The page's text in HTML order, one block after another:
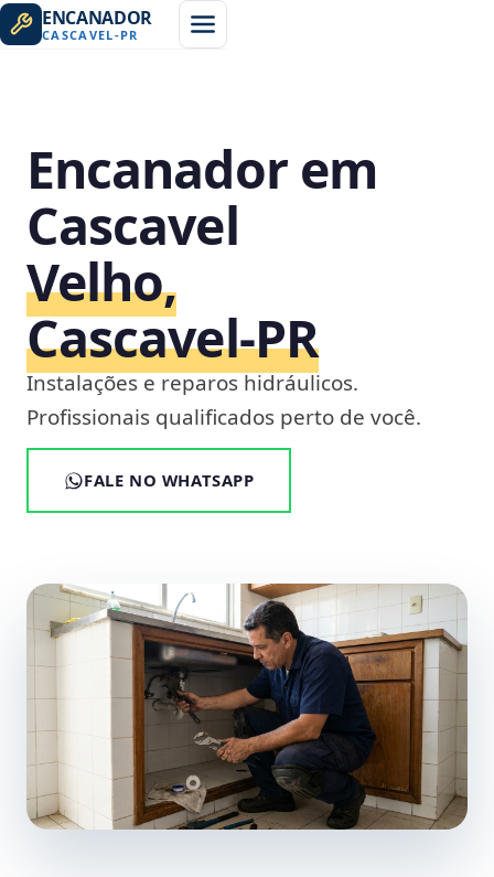
ENCANADOR
CASCAVEL-PR
Encanador em
Cascavel
Velho,
Cascavel‑PR
Instalações e reparos hidráulicos.
Profissionais qualificados perto de você.
FALE NO WHATSAPP